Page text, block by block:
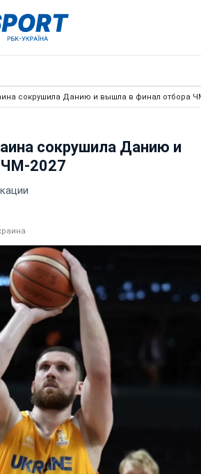
сокрушила Данию и вышла в финал отбора
сокрушила Данию и
ЧМ-2027